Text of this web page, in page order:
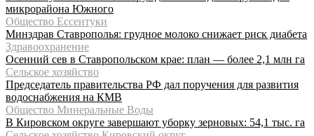
микрорайона Южного
Общество Ессентуки
Минздрав Ставрополья: грудное молоко снижает риск диабета
Здравоохранение
Осенний сев в Ставропольском крае: план — более 2,1 млн га
Сельское хозяйство
Председатель правительства РФ дал поручения для развития
водоснабжения на КМВ
Общество Минеральные Воды
В Кировском округе завершают уборку зерновых: 54,1 тыс. га